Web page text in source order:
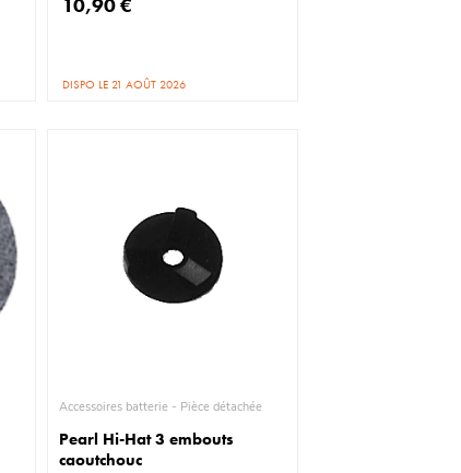
DISPO LE 21 AOÛT 2026
Accessoires batterie - Pièce détachée
Pearl Hi-Hat 3 embouts
caoutchouc